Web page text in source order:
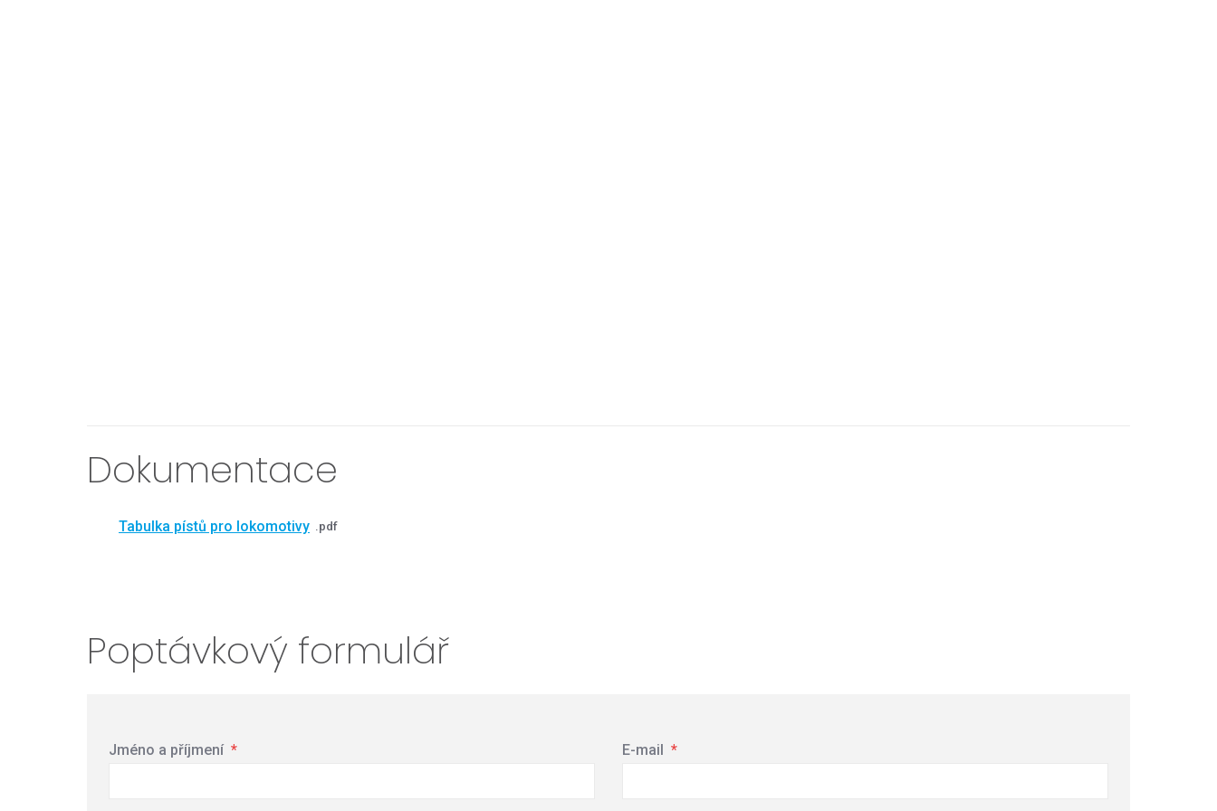
Dokumentace
Tabulka pístů pro lokomotivy pdf
Poptávkový formulář
Jméno a příjmení * E-mail *